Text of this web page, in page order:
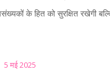
के हित को सुरक्षित रखेगी
5 मई 2025